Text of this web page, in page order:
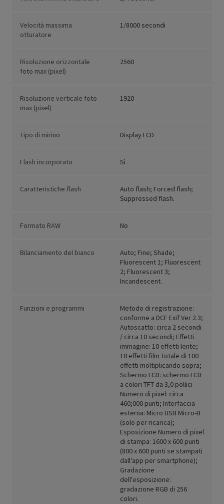
Velocità massima
otturatore
1/8000 secondi
Risoluzione orizzontale
foto max (pixel)
2560
Risoluzione verticale foto
max (pixel)
1920
Tipo di mirino Display LCD
Flash incorporato Sì
Caratteristiche flash
Auto flash; Forced flash;
Suppressed flash.
Formato RAW No
Bilanciamento del bianco
Auto; Fine; Shade;
Fluorescent 1; Fluorescent
2; Fluorescent 3;
Incandescent.
Funzioni e programmi
Metodo di registrazione:
conforme a DCF Exif Ver 2.3;
Autoscatto: circa 2 secondi
/ circa 10 secondi; Effetti
immagine: 10 effetti lente;
10 effetti film Totale di 100
effetti moltiplicando sopra;
Schermo LCD: schermo LCD
a colori TFT da 3,0 pollici
Numero di pixel: circa
460;000 punti; Interfaccia
esterna: Micro USB Micro-B
(solo per ricarica);
Esposizione Numero di pixel
di stampa: 1600 x 600 punti
(800 x 600 punti se stampati
dall'app per smartphone);
Gradazione
dell'esposizione:
gradazione RGB di 256
colori.